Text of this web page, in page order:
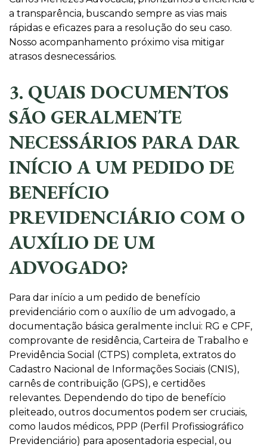
a transparência, buscando sempre as vias mais
rápidas e eficazes para a resolução do seu caso.
Nosso acompanhamento próximo visa mitigar
atrasos desnecessários.
3. QUAIS DOCUMENTOS
SÃO GERALMENTE
NECESSÁRIOS PARA DAR
INÍCIO A UM PEDIDO DE
BENEFÍCIO
PREVIDENCIÁRIO COM O
AUXÍLIO DE UM
ADVOGADO?
Para dar início a um pedido de benefício
previdenciário com o auxílio de um advogado, a
documentação básica geralmente inclui: RG e CPF,
comprovante de residência, Carteira de Trabalho e
Previdência Social (CTPS) completa, extratos do
Cadastro Nacional de Informações Sociais (CNIS),
carnês de contribuição (GPS), e certidões
relevantes. Dependendo do tipo de benefício
pleiteado, outros documentos podem ser cruciais,
como laudos médicos, PPP (Perfil Profissiográfico
Previdenciário) para aposentadoria especial, ou